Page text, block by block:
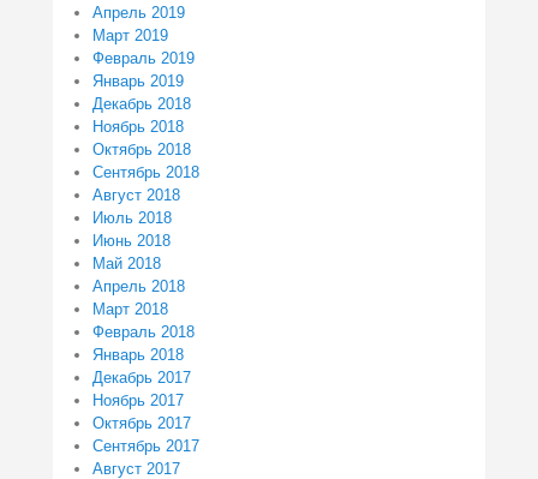
Апрель 2019
Март 2019
Февраль 2019
Январь 2019
Декабрь 2018
Ноябрь 2018
Октябрь 2018
Сентябрь 2018
Август 2018
Июль 2018
Июнь 2018
Май 2018
Апрель 2018
Март 2018
Февраль 2018
Январь 2018
Декабрь 2017
Ноябрь 2017
Октябрь 2017
Сентябрь 2017
Август 2017